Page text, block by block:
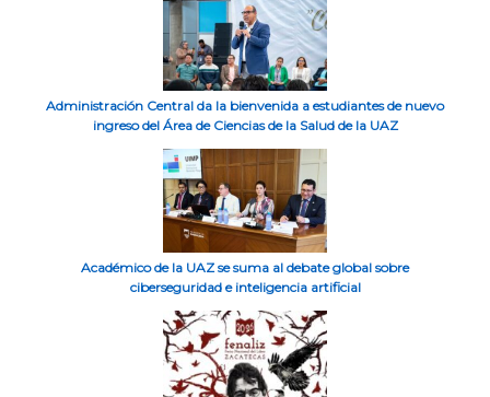
Administración Central da la bienvenida a estudiantes de nuevo
ingreso del Área de Ciencias de la Salud de la UAZ
Académico de la UAZ se suma al debate global sobre
ciberseguridad e inteligencia artificial